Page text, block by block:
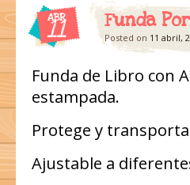
ABR
11 Funda
Posted on 11 abril,
Funda de Libro con
estampada.
Protege y
Ajustable a